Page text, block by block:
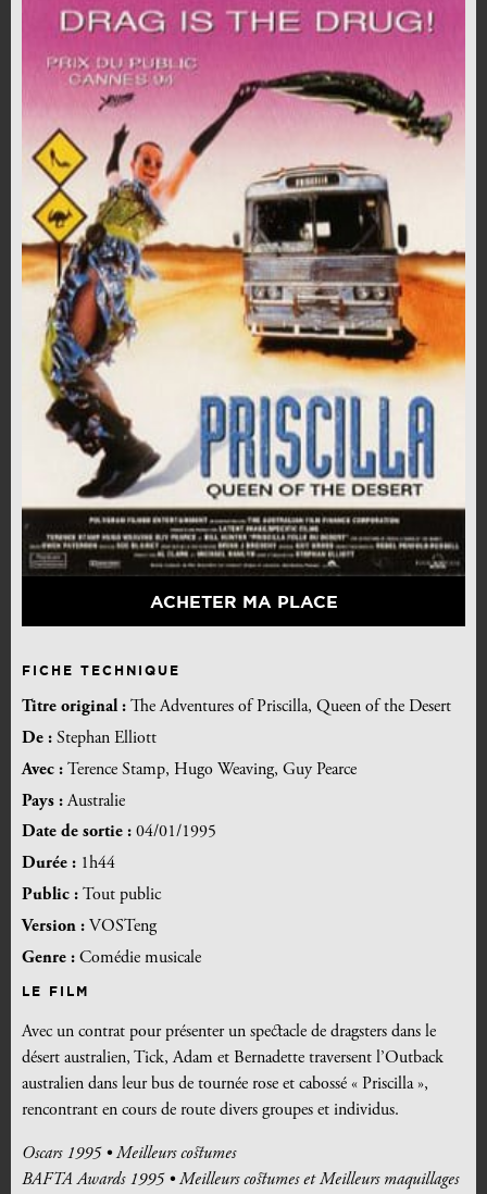
ACHETER MA PLACE
FICHE TECHNIQUE
Titre original : The Adventures of Priscilla, Queen of the Desert
De : Stephan Elliott
Avec : Terence Stamp, Hugo Weaving, Guy Pearce
Pays :Australie
Date de sortie : 04/01/1995
Durée : 1h44
Public : Tout public
Version : VOSTeng
Genre : Comédie musicale
LE FILM
Avec un contrat pour présenter un spectacle de dragsters dans le
désert australien, Tick, Adam et Bernadette traversent l’Outback
australien dans leur bus de tournée rose et cabossé « Priscilla »,
rencontrant en cours de route divers groupes et individus.
Oscars 1995 • Meilleurs costumes
BAFTA Awards 1995 • Meilleurs costumes et Meilleurs maquillages